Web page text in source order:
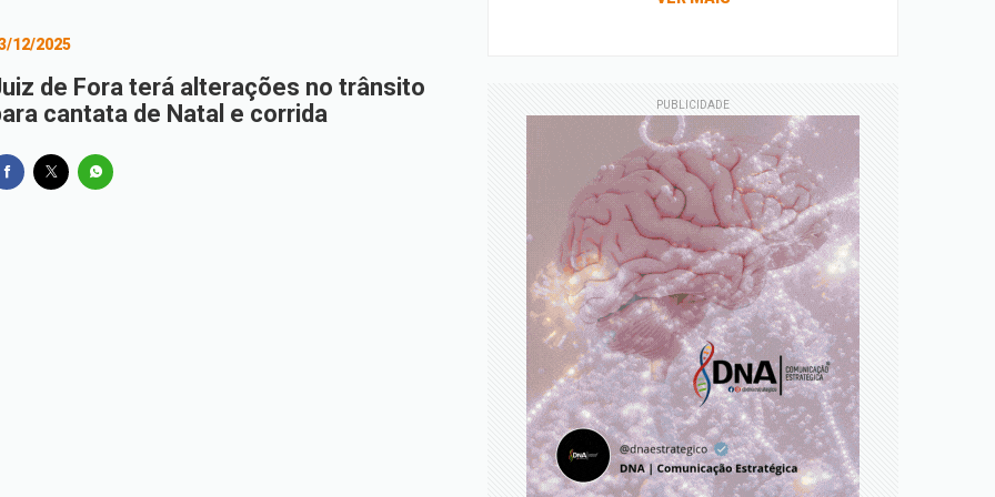
12/2025
de Fora terá alterações no trânsito
cantata de Natal e corrida
PUBLICIDADE